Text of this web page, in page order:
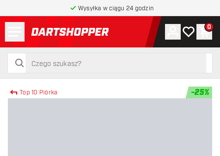
Wysyłka w ciągu 24 godzin
powrót do strony głównej
szukaj
szukaj
Konto
Moja lista
0
Top 10 Piórka -25%